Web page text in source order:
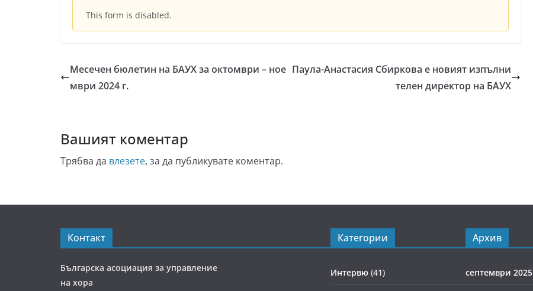
This form is disabled.
Месечен бюлетин на БАУХ за октомври – ное
мври 2024 г.
Паула-Анастасия Сбиркова е новият изпълни
телен директор на БАУХ
Вашият коментар
Трябва да влезете, за да публикувате коментар.
Контакт
Българска асоциация за управление
на хора
Категории
Интервю (41)
Архив
септември 2025